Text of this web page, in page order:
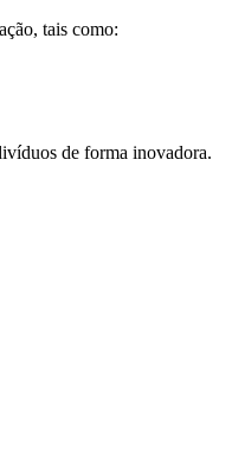
tais como:
de forma inovadora.